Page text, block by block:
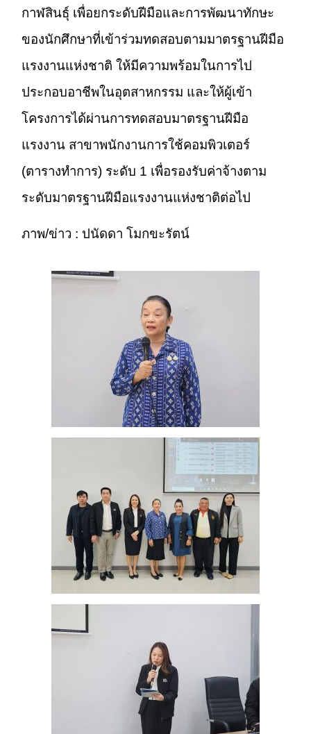
กาฬสินธุ์ เพื่อยกระดับฝีมือและการพัฒนาทักษะ
ของนักศึกษาที่เข้าร่วมทดสอบตามมาตรฐานฝีมือ
แรงงานแห่งชาติ ให้มีความพร้อมในการไป
ประกอบอาชีพในอุตสาหกรรม และให้ผู้เข้า
โครงการได้ผ่านการทดสอบมาตรฐานฝีมือ
แรงงาน สาขาพนักงานการใช้คอมพิวเตอร์
(ตารางทำการ) ระดับ 1 เพื่อรองรับค่าจ้างตาม
ระดับมาตรฐานฝีมือแรงงานแห่งชาติต่อไป
ภาพ/ข่าว : ปนัดดา โมกขะรัตน์